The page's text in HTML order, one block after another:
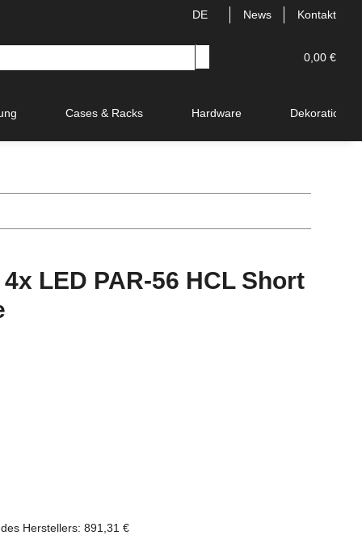
DE News Kontakt
0,00 €
Cases & Racks Hardware Dekoration
LED PAR-56 HCL Short
Herstellers: 891,31 €